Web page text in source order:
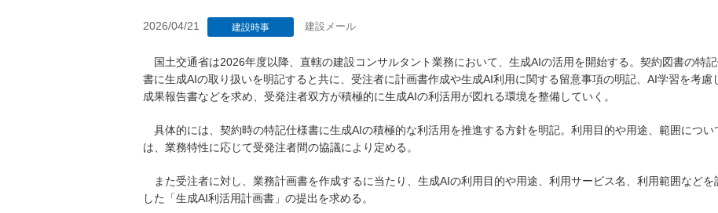
2026/04/21 建設時事 建設メール
国土交通省は2026年度以降、直轄の建設コンサルタント業務において、生成AIの活用を開始する。契約図書の特
書に生成AIの取り扱いを明記すると共に、受注者に計画書作成や生成AI利用に関する留意事項の明記、AI学習を考慮
成果報告書などを求め、受発注者双方が積極的に生成AIの利活用が図れる環境を整備していく。
具体的には、契約時の特記仕様書に生成AIの積極的な利活用を推進する方針を明記。利用目的や用途、範囲につい
は、業務特性に応じて受発注者間の協議により定める。
また受注者に対し、業務計画書を作成するに当たり、生成AIの利用目的や用途、利用サービス名、利用範囲などを
した「生成AI利活用計画書」の提出を求める。